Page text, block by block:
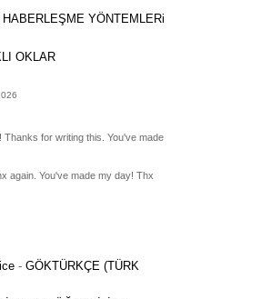
HABERLEŞME YÖNTEMLERi
OKLAR
Thanks for writing this. You've made
again. You've made my day! Thx
-GÖKTÜRKÇE (TÜRK